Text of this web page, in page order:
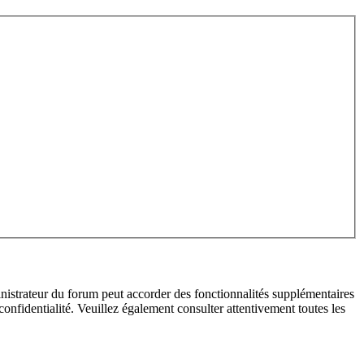
du forum peut accorder des fonctionnalités supplémentaires
Veuillez également consulter attentivement toutes les